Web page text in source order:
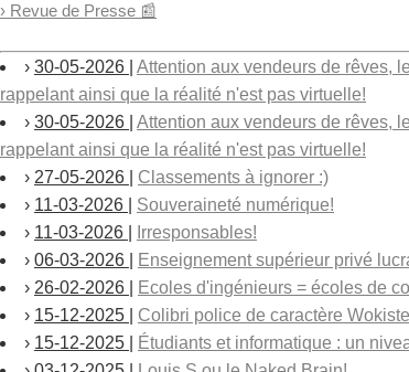
› Revue de Presse 📰
› 30-05-2026
Attention aux vendeurs de rêves,
rappelant ainsi que la réalité n'est pas virtuelle!
› 30-05-2026
Attention aux vendeurs de rêves,
rappelant ainsi que la réalité n'est pas virtuelle!
› 27-05-2026
Classements à ignorer :)
› 11-03-2026
Souveraineté numérique!
› 11-03-2026
Irresponsables!
› 06-03-2026
Enseignement supérieur privé
› 26-02-2026
Ecoles d'ingénieurs = écoles de
› 15-12-2025
Colibri police de caractère
› 15-12-2025
Étudiants et informatique : un